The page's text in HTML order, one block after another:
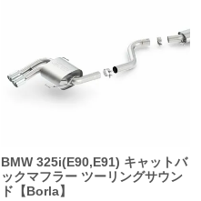
BMW 325i(E90,E91) キャットバ
ックマフラー ツーリングサウン
ド【Borla】